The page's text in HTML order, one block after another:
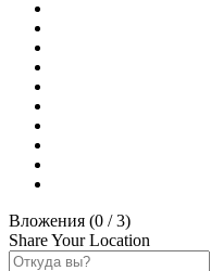
Вложения (0 / 3)
Share Your Location